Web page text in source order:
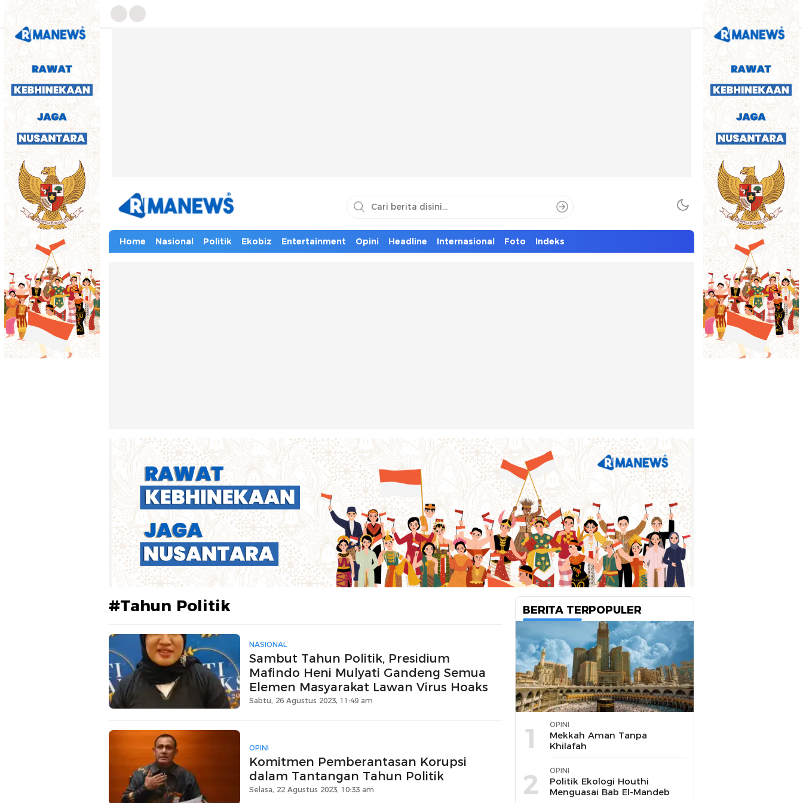
Home Nasional Politik Ekobiz Entertainment Opini Headline Internasional Foto Indeks
#Tahun Politik
NASIONAL
Sambut Tahun Politik, Presidium
Mafindo Heni Mulyati Gandeng Semua
Elemen Masyarakat Lawan Virus Hoaks
Sabtu, 26 Agustus 2023, 11:49 am
OPINI
Komitmen Pemberantasan Korupsi
dalam Tantangan Tahun Politik
Selasa, 22 Agustus 2023, 10:33 am
BERITA TERPOPULER
1 OPINI
Mekkah Aman Tanpa
Khilafah
2 OPINI
Politik Ekologi Houthi
Menguasai Bab El-Mandeb